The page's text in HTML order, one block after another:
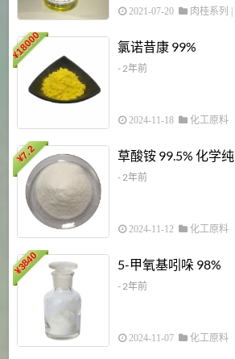
2021-07-20 肉桂系列
¥
18000 氯诺昔康 99%
- 2年前
2024-11-18 化工原料
¥
7.2 草酸铵 99.5% 化学纯
- 2年前
2024-11-12 化工原料
¥
3840 5-甲氧基吲哚 98%
- 2年前
2024-11-07 化工原料